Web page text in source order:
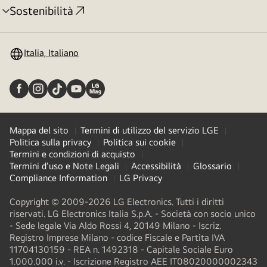
Sostenibilità
Attivazione
Italia, Italiano
Mappa del sito
Termini di utilizzo del servizio LGE
Politica sulla privacy
Politica sui cookie
Termini e condizioni di acquisto
Termini d'uso e Note Legali
Accessibilità
Glossario
Compliance Information
LG Privacy
Copyright © 2009-2026 LG Electronics. Tutti i diritti
riservati. LG Electronics Italia S.p.A. - Società con socio unico
- Sede legale Via Aldo Rossi 4, 20149 Milano - Iscriz.
Registro Imprese Milano - codice Fiscale e Partita IVA
11704130159 - REA n. 1492318 - Capitale Sociale Euro
1.000.000 i.v. - Iscrizione Registro AEE IT08020000002343​